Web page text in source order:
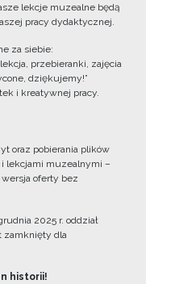
lekcje muzealne będą
pracy dydaktycznej.
za siebie:
przebieranki, zajęcia
dziękujemy!”
i kreatywnej pracy.
oraz pobierania plików
i lekcjami muzealnymi –
oferty bez
2025 r. oddział
zamknięty dla
historii!